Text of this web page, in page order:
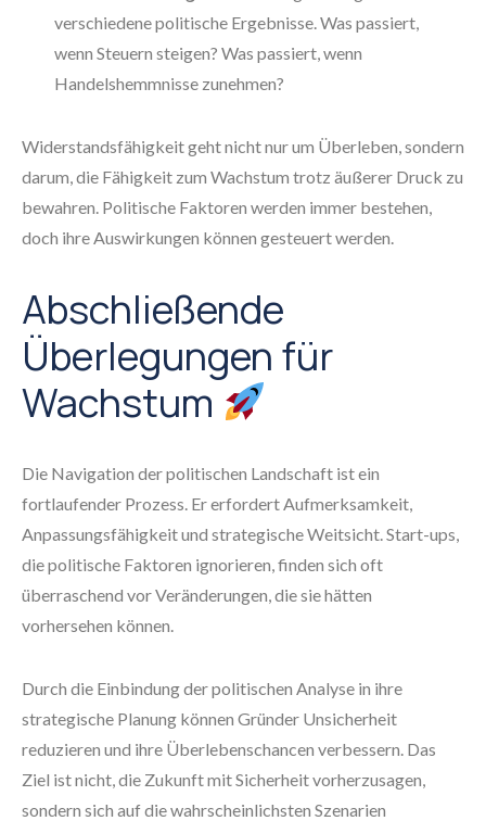
verschiedene politische Ergebnisse. Was passiert,
wenn Steuern steigen? Was passiert, wenn
Handelshemmnisse zunehmen?
Widerstandsfähigkeit geht nicht nur um Überleben, sondern
darum, die Fähigkeit zum Wachstum trotz äußerer Druck zu
bewahren. Politische Faktoren werden immer bestehen,
doch ihre Auswirkungen können gesteuert werden.
Abschließende
Überlegungen für
Wachstum
Die Navigation der politischen Landschaft ist ein
fortlaufender Prozess. Er erfordert Aufmerksamkeit,
Anpassungsfähigkeit und strategische Weitsicht. Start-ups,
die politische Faktoren ignorieren, finden sich oft
überraschend vor Veränderungen, die sie hätten
vorhersehen können.
Durch die Einbindung der politischen Analyse in ihre
strategische Planung können Gründer Unsicherheit
reduzieren und ihre Überlebenschancen verbessern. Das
Ziel ist nicht, die Zukunft mit Sicherheit vorherzusagen,
sondern sich auf die wahrscheinlichsten Szenarien